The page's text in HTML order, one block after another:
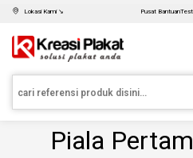
Lokasi Kami ↘ Pusat Bantuan
Piala